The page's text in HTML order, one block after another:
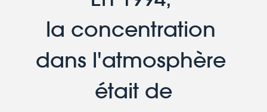
la concentration
dans l'atmosphère
était de